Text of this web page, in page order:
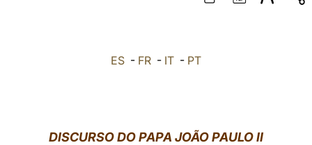
ES - FR - IT - PT
DISCURSO DO PAPA JOÃO PAULO II